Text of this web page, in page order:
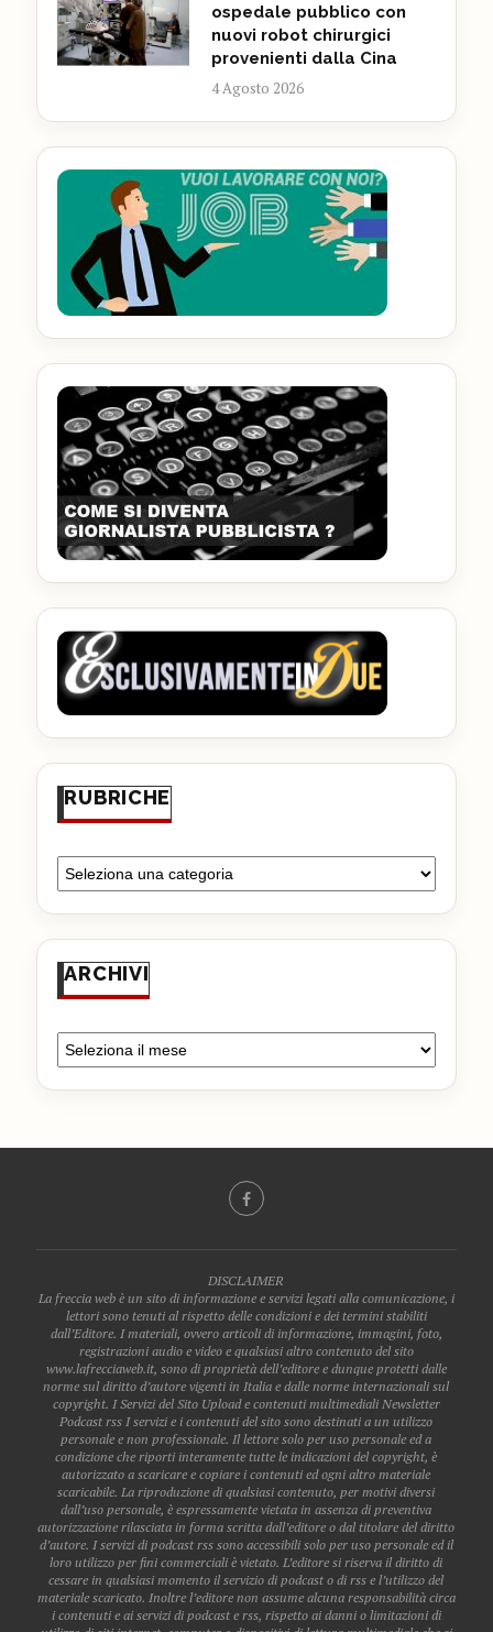
ospedale pubblico con
nuovi robot chirurgici
provenienti dalla Cina
4 Agosto 2026
RUBRICHE
ARCHIVI
DISCLAIMER
La freccia web è un sito di informazione e servizi legati alla comunicazione, i
lettori sono tenuti al rispetto delle condizioni e dei termini stabiliti
dall’Editore. I materiali, ovvero articoli di informazione, immagini, foto,
registrazioni audio e video e qualsiasi altro contenuto del sito
www.lafrecciaweb.it, sono di proprietà dell’editore e dunque protetti dalle
norme sul diritto d’autore vigenti in Italia e dalle norme internazionali sul
copyright. I Servizi del Sito Upload e contenuti multimediali Newsletter
Podcast rss I servizi e i contenuti del sito sono destinati a un utilizzo
personale e non professionale. Il lettore solo per uso personale ed a
condizione che riporti interamente tutte le indicazioni del copyright, è
autorizzato a scaricare e copiare i contenuti ed ogni altro materiale
scaricabile. La riproduzione di qualsiasi contenuto, per motivi diversi
dall’uso personale, è espressamente vietata in assenza di preventiva
autorizzazione rilasciata in forma scritta dall’editore o dal titolare del diritto
d’autore. I servizi di podcast rss sono accessibili solo per uso personale ed il
loro utilizzo per fini commerciali è vietato. L’editore si riserva il diritto di
cessare in qualsiasi momento il servizio di podcast o di rss e l’utilizzo del
materiale scaricato. Inoltre l’editore non assume alcuna responsabilità circa
i contenuti e ai servizi di podcast e rss, rispetto ai danni o limitazioni di